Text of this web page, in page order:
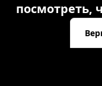
посмотреть,